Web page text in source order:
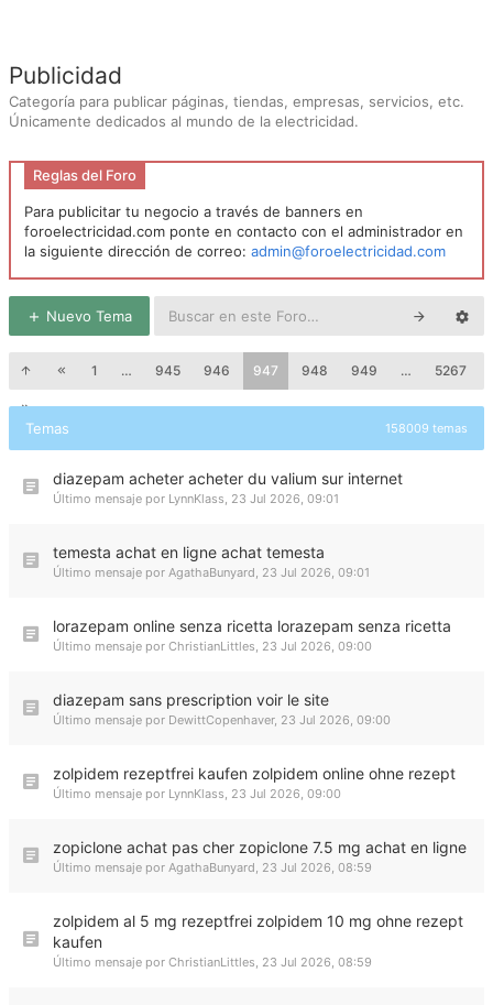
Publicidad
Categoría para publicar páginas, tiendas, empresas, servicios, etc.
Únicamente dedicados al mundo de la electricidad.
Reglas del Foro
Para publicitar tu negocio a través de banners en
foroelectricidad.com ponte en contacto con el administrador en
la siguiente dirección de correo: admin@foroelectricidad.com
Nuevo Tema
1 … 945 946 947 948 949 … 5267
Temas 158009 temas
diazepam acheter acheter du valium sur internet
Último mensaje por LynnKlass, 23 Jul 2026, 09:01
temesta achat en ligne achat temesta
Último mensaje por AgathaBunyard, 23 Jul 2026, 09:01
lorazepam online senza ricetta lorazepam senza ricetta
Último mensaje por ChristianLittles, 23 Jul 2026, 09:00
diazepam sans prescription voir le site
Último mensaje por DewittCopenhaver, 23 Jul 2026, 09:00
zolpidem rezeptfrei kaufen zolpidem online ohne rezept
Último mensaje por LynnKlass, 23 Jul 2026, 09:00
zopiclone achat pas cher zopiclone 7.5 mg achat en ligne
Último mensaje por AgathaBunyard, 23 Jul 2026, 08:59
zolpidem al 5 mg rezeptfrei zolpidem 10 mg ohne rezept
kaufen
Último mensaje por ChristianLittles, 23 Jul 2026, 08:59